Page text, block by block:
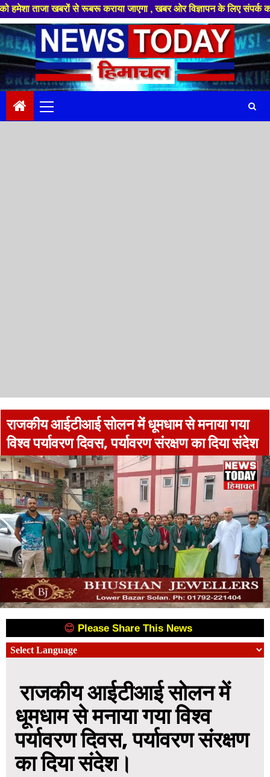
से रूबरू कराया जाएगा , खबर ओर विज्ञापन के लिए संपर्क करे +91
Skip
to
content
Menu
राजकीय आईटीआई सोलन में धूमधाम से मनाया गया
विश्व पर्यावरण दिवस, पर्यावरण संरक्षण का दिया संदेश
😊 Please Share This News
राजकीय आईटीआई सोलन में
धूमधाम से मनाया गया विश्व
पर्यावरण दिवस, पर्यावरण संरक्षण
का दिया संदेश।